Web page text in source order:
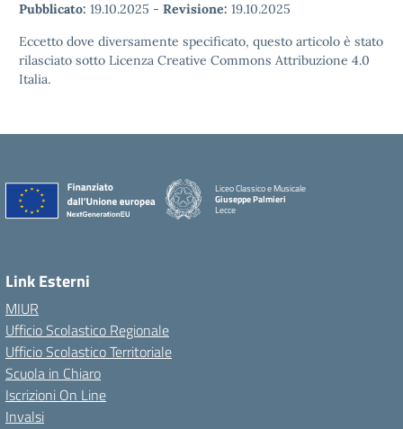
Pubblicato: 19.10.2025 - Revisione: 19.10.2025
Eccetto dove diversamente specificato, questo articolo è stato
rilasciato sotto Licenza Creative Commons Attribuzione 4.0
Italia.
Liceo Classico e Musicale
Giuseppe Palmieri
Lecce
Link Esterni
MIUR
Ufficio Scolastico Regionale
Ufficio Scolastico Territoriale
Scuola in Chiaro
Iscrizioni On Line
Invalsi